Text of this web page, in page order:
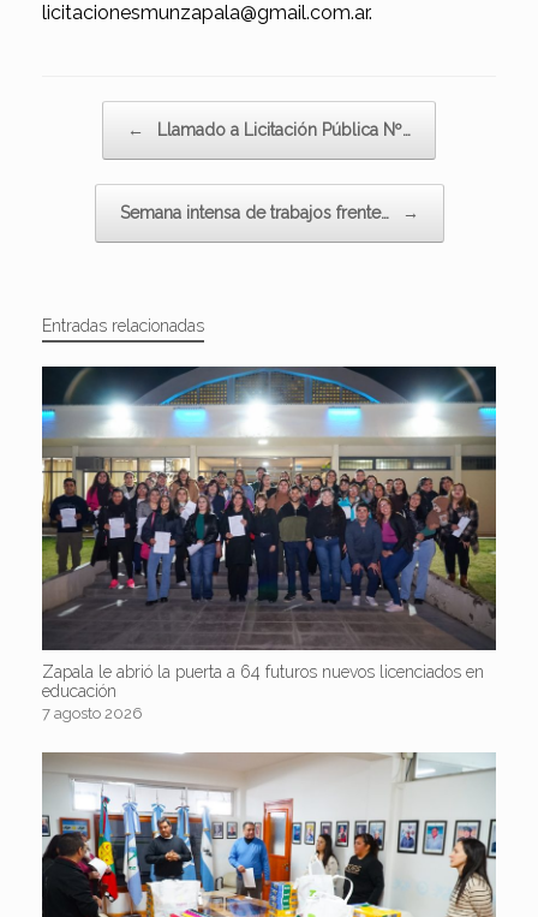
licitacionesmunzapala@gmail.com.ar.
← Llamado a Licitación Pública Nº…
Semana intensa de trabajos frente… →
Entradas relacionadas
Zapala le abrió la puerta a 64 futuros nuevos licenciados en
educación
7 agosto 2026